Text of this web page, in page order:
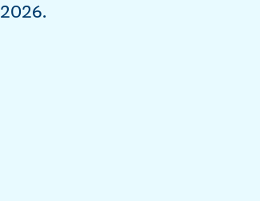
2026.